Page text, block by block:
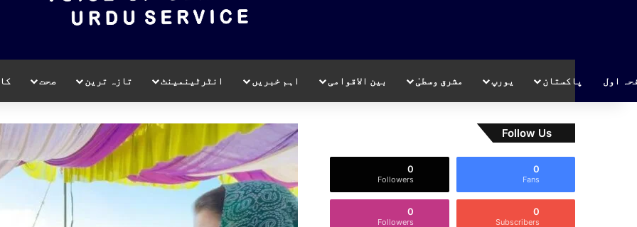
اول پاکستان یورپ مشرق وسطیٰ بین الاقوامی اہم خبریں انٹرٹینمینٹ تازہ ترین صحت
Follow Us
0
Fans
0
Followers
0
Subscribers
0
Followers